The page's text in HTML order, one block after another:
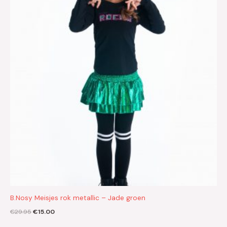
B.Nosy Meisjes rok metallic – Jade groen
€29.95€15.00
€15.00.